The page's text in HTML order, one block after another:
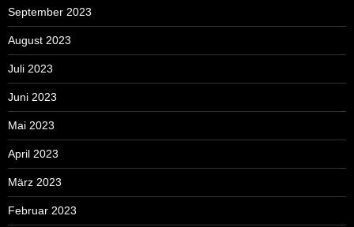
September 2023
August 2023
Juli 2023
Juni 2023
Mai 2023
April 2023
März 2023
Februar 2023